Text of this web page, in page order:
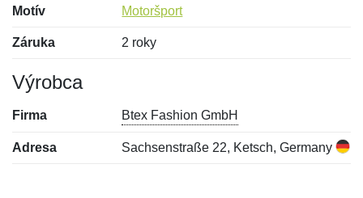
Motív Motoršport
Záruka 2 roky
Výrobca
Firma Btex Fashion GmbH
Adresa Sachsenstraße 22, Ketsch, Germany